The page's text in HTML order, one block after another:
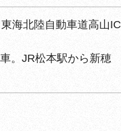
海北陸自動車道高山IC
。JR松本駅から新穂